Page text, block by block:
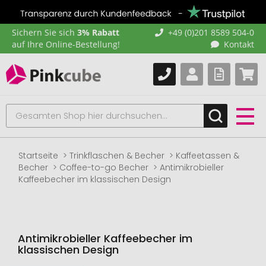
Sichern Sie sich 3% Rabatt
auf Ihre Online-Bestellung!
+49 (0)201 8589 504-0
Kontakt
Startseite Trinkflaschen & Becher
Kaffeetassen &
Becher
Coffee-to-go Becher
Antimikrobieller
Kaffeebecher im klassischen Design
Antimikrobieller Kaffeebecher im
klassischen Design